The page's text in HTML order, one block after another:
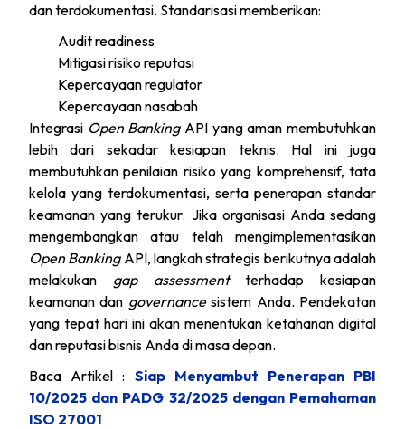
dan terdokumentasi. Standarisasi memberikan:
Audit readiness
Mitigasi risiko reputasi
Kepercayaan regulator
Kepercayaan nasabah
Integrasi Open BankingAPI yang aman membutuhkan
lebih dari sekadar kesiapan teknis. Hal ini juga
membutuhkan penilaian risiko yang komprehensif, tata
kelola yang terdokumentasi, serta penerapan standar
keamanan yang terukur. Jika organisasi Anda sedang
mengembangkan atau telah mengimplementasikan
Open BankingAPI, langkah strategis berikutnya adalah
melakukan gap assessmentterhadap kesiapan
keamanan dan governancesistem Anda. Pendekatan
yang tepat hari ini akan menentukan ketahanan digital
dan reputasi bisnis Anda di masa depan.
Baca Artikel : Siap Menyambut Penerapan PBI
10/2025 dan PADG 32/2025 dengan Pemahaman
ISO 27001